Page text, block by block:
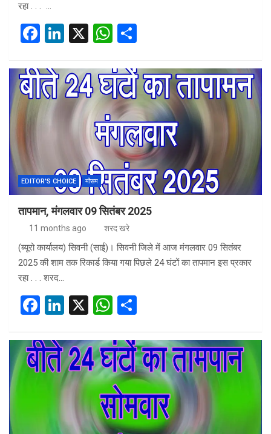
रहा . . . …
F
ce
b
o
Li
ke
dI
n
X
W
at
s
A
p
p
ar
e
EDITOR'S CHOICE मौसम
तापमान, मंगलवार 09 सितंबर 2025
11 months ago शरद खरे
(ब्यूरो कार्यालय) सिवनी (साई)। सिवनी जिले में आज मंगलवार 09 सितंबर
2025 की शाम तक रिकार्ड किया गया पिछले 24 घंटों का तापमान इस प्रकार
रहा . . . शरद…
F
ce
b
k
Li
ke
dI
n
X
W
at
s
A
p
p
ar
e